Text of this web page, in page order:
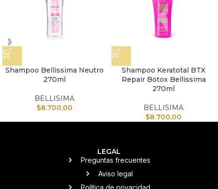
Shampoo Bellissima Neutro
270ml
BELLISIMA
$8.700,00
Shampoo Keratotal BTX
Repair Botox Bellissima
270ml
BELLISIMA
$8.700,00
LEGAL
Preguntas frecuentes
Aviso legal
Política de privacidad